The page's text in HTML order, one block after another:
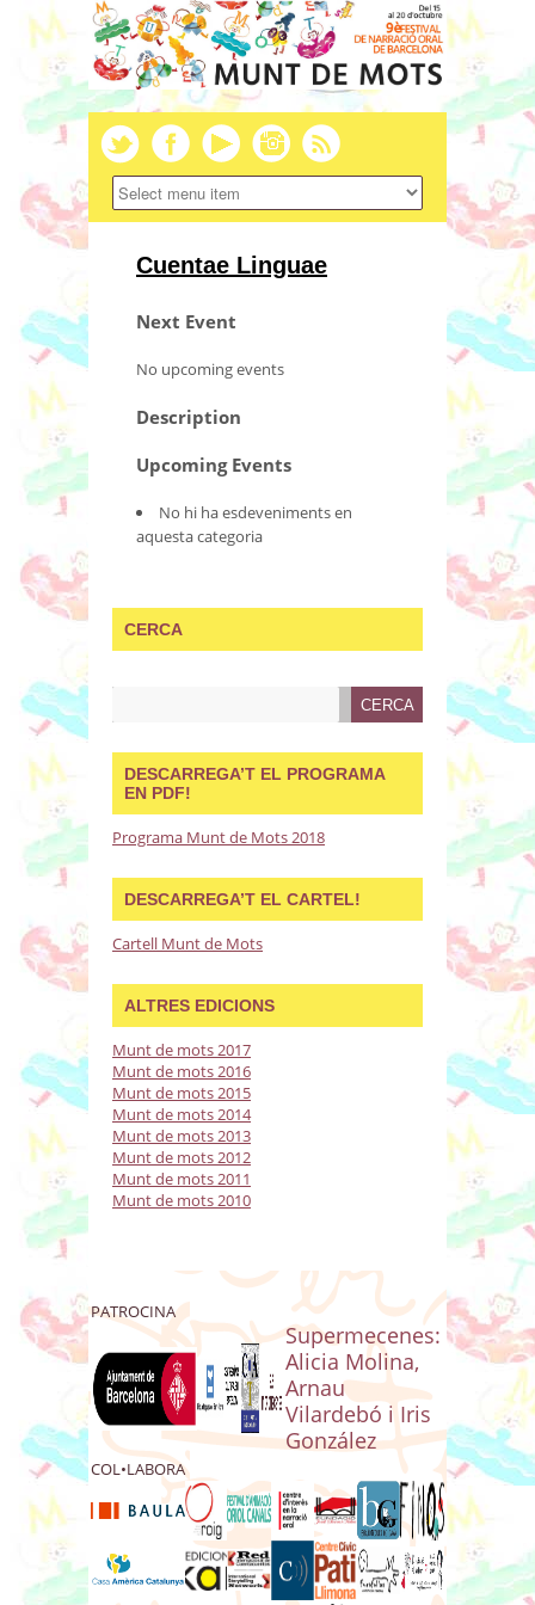
Cuentae Linguae
Next Event
No upcoming events
Description
Upcoming Events
No hi ha esdeveniments en
aquesta categoria
CERCA
DESCARREGA’T EL PROGRAMA
EN PDF!
Programa Munt de Mots 2018
DESCARREGA’T EL CARTEL!
Cartell Munt de Mots
ALTRES EDICIONS
Munt de mots 2017
Munt de mots 2016
Munt de mots 2015
Munt de mots 2014
Munt de mots 2013
Munt de mots 2012
Munt de mots 2011
Munt de mots 2010
PATROCINA
Supermecenes:
Alicia Molina,
Arnau
Vilardebó i Iris
González
COL•LABORA